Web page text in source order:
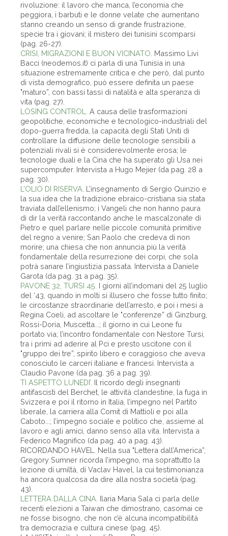
rivoluzione: il lavoro che manca, l’economia che
peggiora, i barbuti e le donne velate che aumentano
stanno creando un senso di grande frustrazione,
specie tra i giovani; il mistero dei tunisini scomparsi
(pag. 26-27).
CRISI, MIGRAZIONI E BUON VICINATO . Massimo Livi
Bacci (neodemos.it) ci parla di una Tunisia in una
situazione estremamente critica e che però, dal punto
di vista demografico, può essere definita un paese
"maturo”, con bassi tassi di natalità e alta speranza di
vita (pag. 27).
LOSING CONTROL.
A causa delle trasformazioni
geopolitiche, economiche e tecnologico-industriali del
dopo-guerra fredda, la capacità degli Stati Uniti di
controllare la diffusione delle tecnologie sensibili a
potenziali rivali si è considerevolmente erosa; le
tecnologie duali e la Cina che ha superato gli Usa nei
supercomputer. Intervista a Hugo Mejier (da pag. 28 a
pag. 30).
L’OLIO DI RISERVA . L’insegnamento di Sergio Quinzio e
la sua idea che la tradizione ebraico-cristiana sia stata
traviata dall’ellenismo; i Vangeli che non hanno paura
di dir la verità raccontando anche le mascalzonate di
Pietro e quel parlare nelle piccole comunità primitive
del regno a venire; San Paolo che credeva di non
morire; una chiesa che non annuncia più la verità
fondamentale della resurrezione dei corpi, che sola
potrà sanare l’ingiustizia passata. Intervista a Daniele
Garota (da pag. 31 a pag. 35).
PAVONE 32, TURSI 45. I giorni all’indomani del 25 luglio
del ‘43, quando in molti si illusero che fosse tutto finito;
le circostanze straordinarie dell’arresto, e poi i mesi a
Regina Coeli, ad ascoltare le "conferenze” di Ginzburg,
Rossi-Doria, Muscetta...; il giorno in cui Leone fu
portato via; l’incontro fondamentale con Nestore Tursi,
tra i primi ad aderire al Pci e presto uscitone con il
"gruppo dei tre”, spirito libero e coraggioso che aveva
conosciuto le carceri italiane e francesi. Intervista a
Claudio Pavone (da pag. 36 a pag. 39).
TI ASPETTO LUNEDI’. Il ricordo degli insegnanti
antifascisti del Berchet, le attività clandestine, la fuga in
Svizzera e poi il ritorno in Italia, l’impegno nel Partito
liberale, la carriera alla Comit di Mattioli e poi alla
Caboto...; l’impegno sociale e politico che, assieme al
lavoro e agli amici, danno senso alla vita. Intervista a
Federico Magnifico (da pag. 40 a pag. 43).
RICORDANDO HAVEL. Nella sua "Lettera dall’America”,
Gregory Sumner ricorda l’impegno, ma soprattutto la
lezione di umiltà, di Vaclav Havel, la cui testimonianza
ha ancora qualcosa da dire alla nostra società (pag.
43).
LETTERA DALLA CINA . Ilaria Maria Sala ci parla delle
recenti elezioni a Taiwan che dimostrano, casomai ce
ne fosse bisogno, che non c’è alcuna incompatibilità
tra democrazia e cultura cinese (pag. 45).